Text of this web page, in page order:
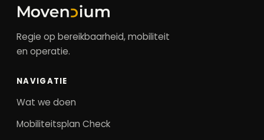
Regie op bereikbaarheid, mobiliteit
en operatie.
NAVIGATIE
Wat we doen
Mobiliteitsplan Check